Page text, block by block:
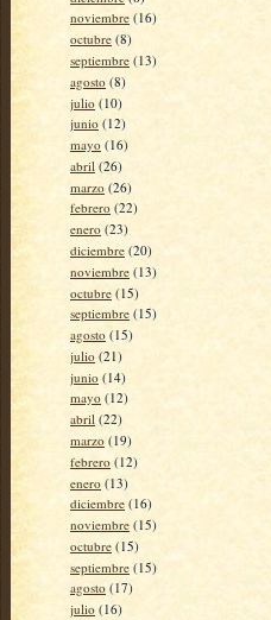
noviembre (16)
octubre (8)
septiembre (13)
agosto (8)
julio (10)
junio (12)
mayo (16)
abril (26)
marzo (26)
febrero (22)
enero (23)
diciembre (20)
noviembre (13)
octubre (15)
septiembre (15)
agosto (15)
julio (21)
junio (14)
mayo (12)
abril (22)
marzo (19)
febrero (12)
enero (13)
diciembre (16)
noviembre (15)
octubre (15)
septiembre (15)
agosto (17)
julio (16)